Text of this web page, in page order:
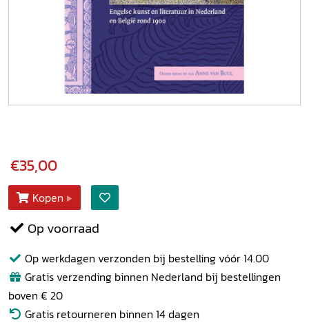
€35,00
Kopen
Op voorraad
Op werkdagen verzonden bij bestelling vóór 14.00
Gratis verzending binnen Nederland bij bestellingen
boven € 20
Gratis retourneren binnen 14 dagen